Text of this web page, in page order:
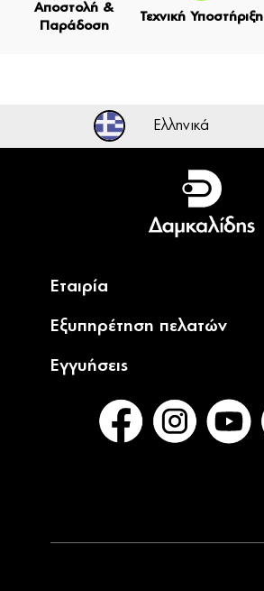
Αποστολή &
Παράδοση
Τεχνική Υποστήριξη
Ελληνικά
Ελληνικά
English
Εταιρία
Εξυπηρέτηση πελατών
Εγγυήσεις